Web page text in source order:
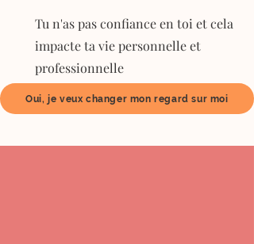
Tu n'as pas confiance en toi et cela
impacte ta vie personnelle et
professionnelle
Oui, je veux changer mon regard sur moi